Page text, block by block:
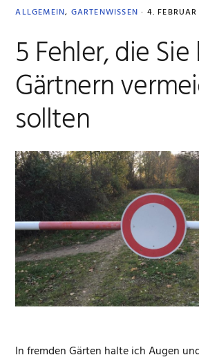
ALLGEMEIN, GARTENWISSEN · 4.
5 Fehler, die
Gärtnern
sollten
In fremden Gärten halte ich Augen